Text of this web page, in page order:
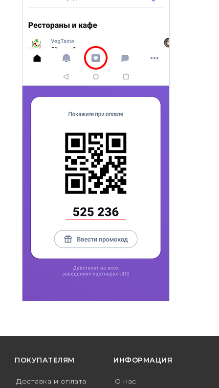
ПОКУПАТЕЛЯМ
Доставка и оплата
ИНФОРМАЦИЯ
О нас